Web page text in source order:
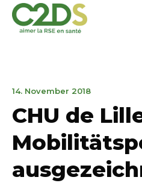
Zum
Inhalt
springen
14. November 201825.
2020
CHU de